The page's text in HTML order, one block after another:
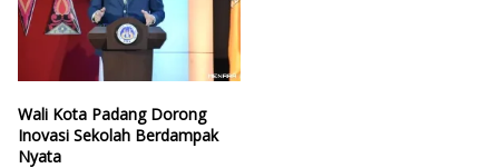
Wali Kota Padang Dorong
Inovasi Sekolah Berdampak
Nyata